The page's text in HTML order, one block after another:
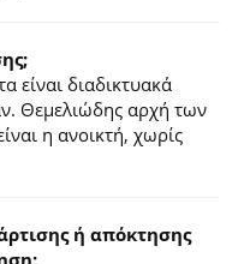
είναι διαδικτυακά
Θεμελιώδης αρχή των
η ανοικτή, χωρίς
ή απόκτησης